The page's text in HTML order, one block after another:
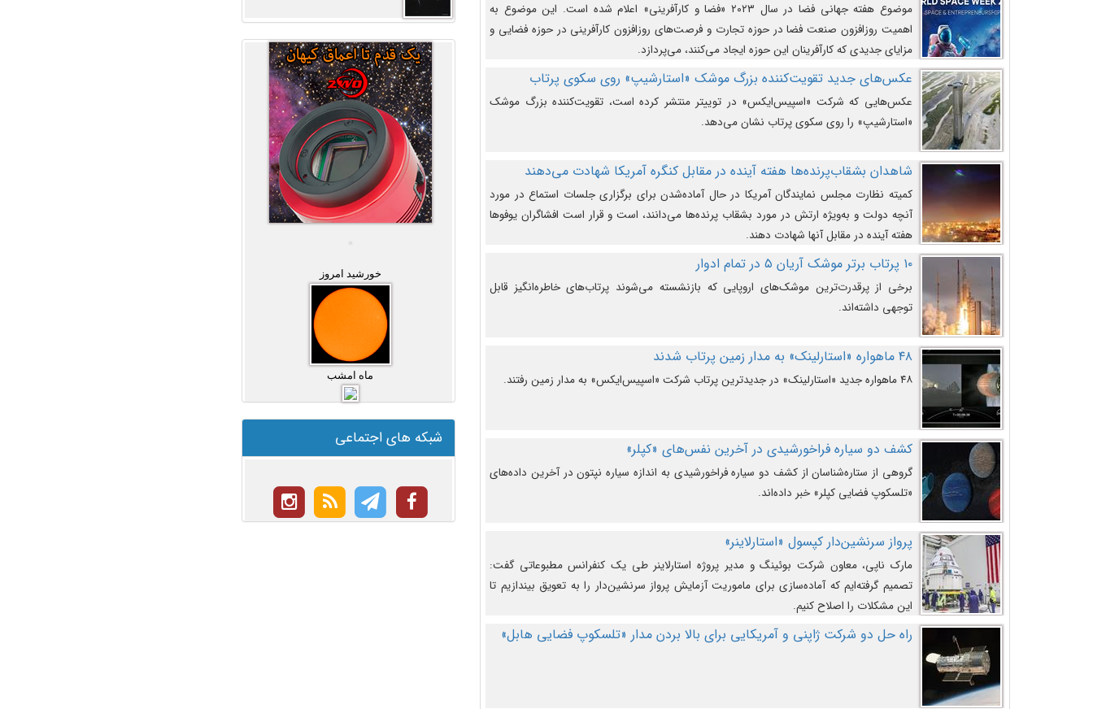
موضوع هفته جهانی فضا در سال ۲۰۲۳ «فضا و کارآفرینی» اعلام شده است. این موضوع به
اهمیت روزافزون صنعت فضا در حوزه تجارت و فرصت‌های روزافزون کارآفرینی در حوزه فضایی و
مزایای جدیدی که کارآفرینان این حوزه ایجاد می‌کنند، می‌پردازد.
عکس‌های جدید تقویت‌کننده بزرگ موشک «استارشیپ» روی سکوی پرتاب
عکس‌هایی که شرکت «اسپیس‌ایکس» در توییتر منتشر کرده است، تقویت‌کننده بزرگ موشک
«استارشیپ» را روی سکوی پرتاب نشان می‌دهد.
شاهدان بشقاب‌پرنده‌ها هفته آینده در مقابل کنگره آمریکا شهادت می‌دهند
کمیته نظارت مجلس نمایندگان آمریکا در حال آماده‌شدن برای برگزاری جلسات استماع در مورد
آنچه دولت و به‌ویژه ارتش در مورد بشقاب پرنده‌ها می‌دانند، است و قرار است افشاگران یوفوها
هفته آینده در مقابل آنها شهادت دهند.
۱۰ پرتاب برتر موشک آریان ۵ در تمام ادوار
برخی از پرقدرت‌ترین موشک‌های اروپایی که بازنشسته می‌شوند پرتاب‌های خاطره‌انگیز قابل
توجهی داشته‌اند.
۴۸ ماهواره «استارلینک» به مدار زمین پرتاب شدند
۴۸ ماهواره جدید «استارلینک» در جدیدترین پرتاب شرکت «اسپیس‌ایکس» به مدار زمین رفتند.
کشف دو سیاره فراخورشیدی در آخرین نفس‌های «کپلر»
گروهی از ستاره‌شناسان از کشف دو سیاره فراخورشیدی به اندازه سیاره نپتون در آخرین داده‌های
«تلسکوپ فضایی کپلر» خبر داده‌اند.
پرواز سرنشین‌دار کپسول «استارلاینر»
مارک ناپی، معاون شرکت بوئینگ و مدیر پروژه استارلاینر طی یک کنفرانس مطبوعاتی گفت:
تصمیم گرفته‌ایم که آماده‌سازی برای ماموریت آزمایش پرواز سرنشین‌دار را به تعویق بیندازیم تا
این مشکلات را اصلاح کنیم.
راه حل دو شرکت ژاپنی و آمریکایی برای بالا بردن مدار «تلسکوپ فضایی هابل»
خورشید امروز
ماه امشب
شبکه های اجتماعی